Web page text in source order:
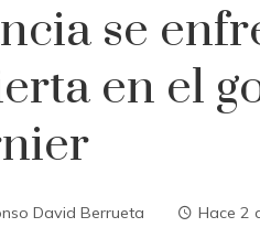
se
en el
David Berrueta Hace 2